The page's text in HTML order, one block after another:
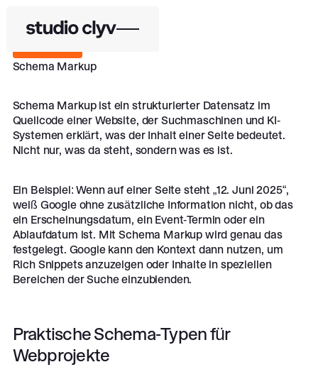
Zurück
Schema Markup
Schema Markup ist ein strukturierter Datensatz im
Quellcode einer Website, der Suchmaschinen und KI-
Systemen erklärt, was der Inhalt einer Seite bedeutet.
Nicht nur, was da steht, sondern was es ist.
Ein Beispiel: Wenn auf einer Seite steht „12. Juni 2025“,
weiß Google ohne zusätzliche Information nicht, ob das
ein Erscheinungsdatum, ein Event-Termin oder ein
Ablaufdatum ist. Mit Schema Markup wird genau das
festgelegt. Google kann den Kontext dann nutzen, um
Rich Snippets anzuzeigen oder Inhalte in speziellen
Bereichen der Suche einzublenden.
Praktische Schema-Typen für
Webprojekte